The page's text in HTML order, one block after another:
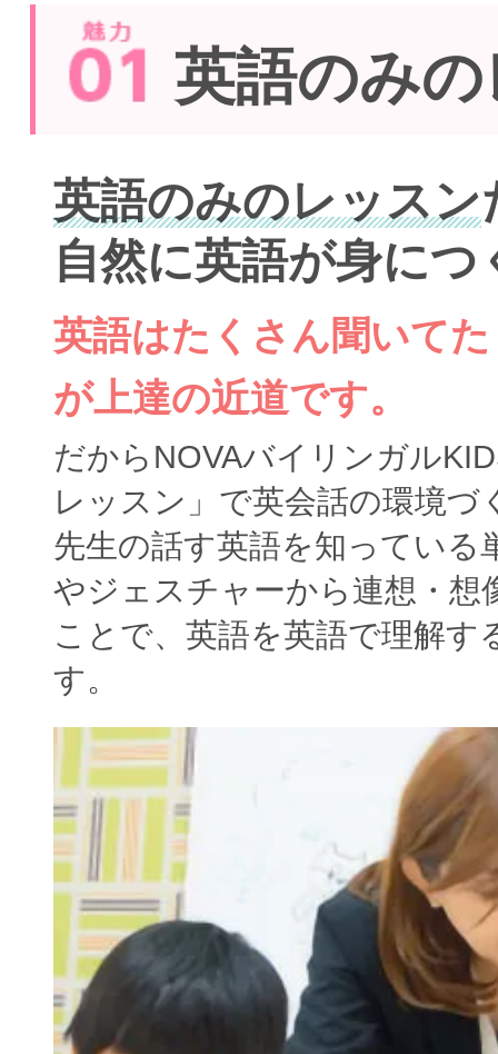
英語のみ
英語のみのレッスン
自然に英語が身につ
英語はたくさん聞いて
が上達の近道です。
だからNOVAバイリンガル
レッスン」で英会話の環境づ
先生の話す英語を知っている
やジェスチャーから連想・想
ことで、英語を英語で理解す
す。